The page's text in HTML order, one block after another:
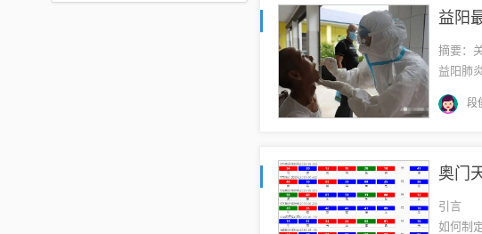
益阳
摘要：
益阳肺
防控措
炎...
段
引言 在
如何制